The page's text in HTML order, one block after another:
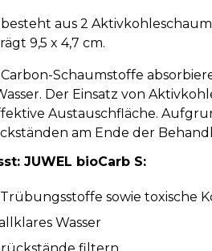
besteht aus 2
9,5 x 4,7 cm.
Carbon-Schaumstoffe
Der Einsatz von
Austauschfläche.
am Ende der
JUWEL bioCarb S:
sowie toxische
Wasser